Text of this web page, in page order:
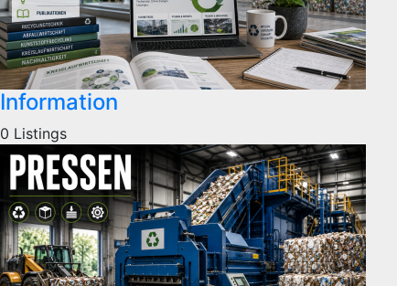
Information
0 Listings